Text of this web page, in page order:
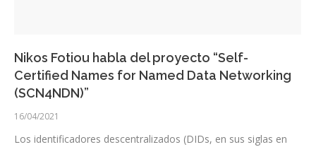
Nikos Fotiou habla del proyecto “Self-
Certified Names for Named Data Networking
(SCN4NDN)”
16/04/2021
Los identificadores descentralizados (DIDs, en sus siglas en